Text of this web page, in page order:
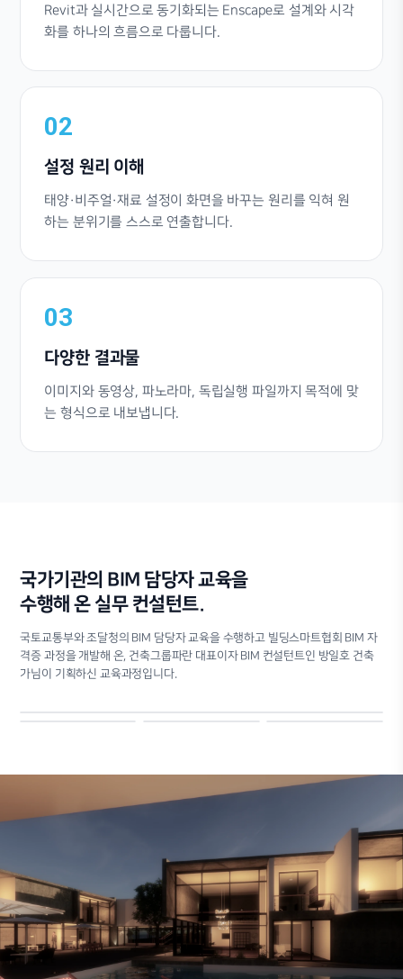
Revit과 실시간으로 동기화되는 Enscape로 설계와 시각
화를 하나의 흐름으로 다룹니다.
02
설정 원리 이해
태양·비주얼·재료 설정이 화면을 바꾸는 원리를 익혀 원
하는 분위기를 스스로 연출합니다.
03
다양한 결과물
이미지와 동영상, 파노라마, 독립실행 파일까지 목적에 맞
는 형식으로 내보냅니다.
국가기관의 BIM 담당자 교육을
수행해 온 실무 컨설턴트.
국토교통부와 조달청의 BIM 담당자 교육을 수행하고 빌딩스마트협회 BIM 자
격증 과정을 개발해 온, 건축그룹파란 대표이자 BIM 컨설턴트인 방일호 건축
가님이 기획하신 교육과정입니다.